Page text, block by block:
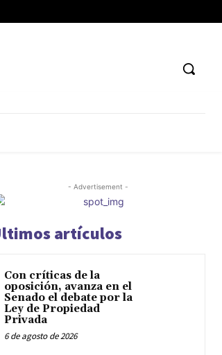
- Advertisement -
artículos
Con críticas de la
oposición, avanza en el
Senado el debate por la
Ley de Propiedad
Privada
6 de agosto de 2026